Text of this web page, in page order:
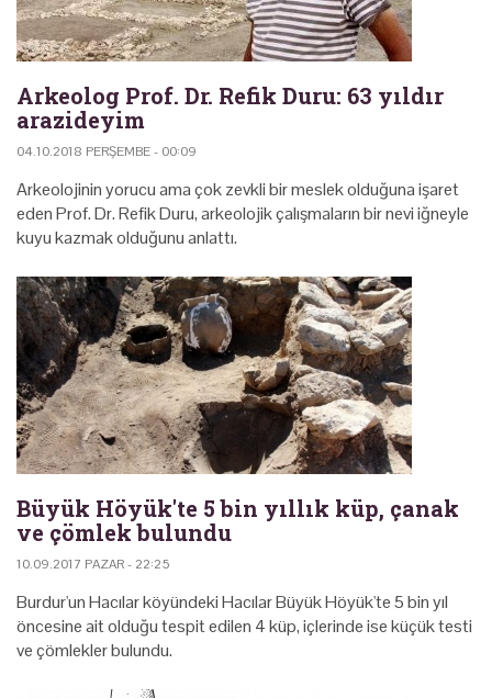
Arkeolog Prof. Dr. Refik Duru: 63 yıldır
arazideyim
04.10.2018 PERŞEMBE - 00:09
Arkeolojinin yorucu ama çok zevkli bir meslek olduğuna işaret
eden Prof. Dr. Refik Duru, arkeolojik çalışmaların bir nevi iğneyle
kuyu kazmak olduğunu anlattı.
Büyük Höyük'te 5 bin yıllık küp, çanak
ve çömlek bulundu
10.09.2017 PAZAR - 22:25
Burdur'un Hacılar köyündeki Hacılar Büyük Höyük'te 5 bin yıl
öncesine ait olduğu tespit edilen 4 küp, içlerinde ise küçük testi
ve çömlekler bulundu.